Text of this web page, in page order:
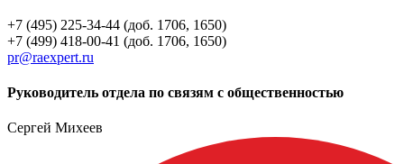
+7 (495) 225-34-44 (доб. 1706, 1650)
+7 (499) 418-00-41 (доб. 1706, 1650)
pr@raexpert.ru
Руководитель отдела по связям с общественностью
Сергей Михеев